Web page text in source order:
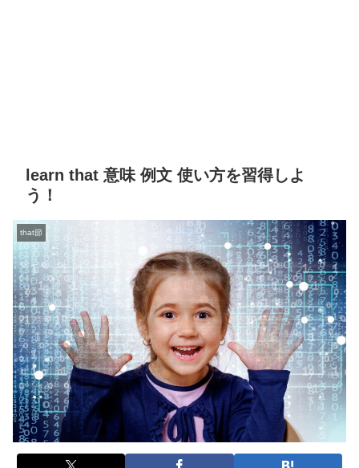
learn that 意味 例文 使い方を習得しよ
う！
that節